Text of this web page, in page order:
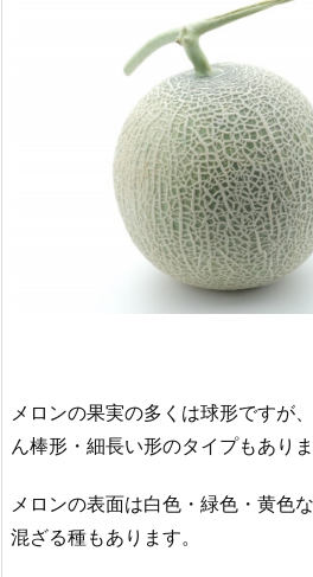
メロンの果実の多くは球形ですが
ん棒形・細長い形のタイプもありま
メロンの表面は白色・緑色・黄色
混ざる種もあります。